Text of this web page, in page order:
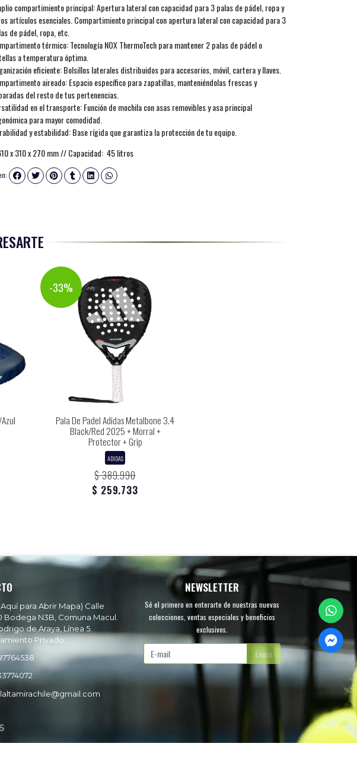
compartimiento principal: Apertura lateral con capacidad para 3 palas de pádel, ropa y
artículos esenciales. Compartimiento principal con apertura lateral con capacidad para 3
de pádel, ropa, etc.
térmico: Tecnología NOX ThermoTech para mantener 2 palas de pádel o
a temperatura óptima.
eficiente: Bolsillos laterales distribuidos para accesorios, móvil, cartera y llaves.
aireado: Espacio específico para zapatillas, manteniéndolas frescas y
del resto de tus pertenencias.
en el transporte: Función de mochila con asas removibles y asa principal
para mayor comodidad.
y estabilidad: Base rígida que garantiza la protección de tu equipo.
x 310 x 270 mm // Capacidad: 45 litros
-33%
Pala De Padel Adidas Metalbone 3.4
Black/Red 2025 + Morral +
Protector + Grip
ADIDAS
$ 389.990
$ 259.733
para Abrir Mapa) Calle
Bodega N3B, Comuna Macul.
de Araya, Línea 5.
Privado
NEWSLETTER
Sé el primero en enterarte de nuestras nuevas
colecciones, ventas especiales y beneficios
exclusivos.
Enviar